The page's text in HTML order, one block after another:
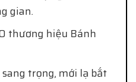
gian.
thương hiệu Bánh
trọng, mới lạ bắt